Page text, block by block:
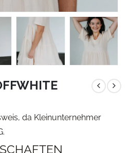
da Kleinunternehmer